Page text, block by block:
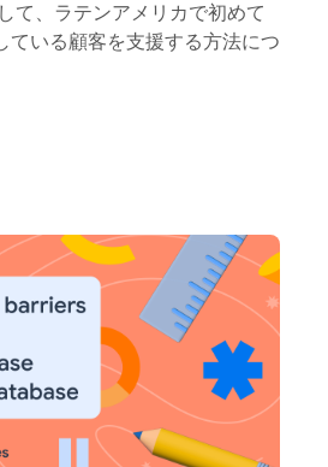
て、ラテンアメリカで初めて
ている顧客を支援する方法につ